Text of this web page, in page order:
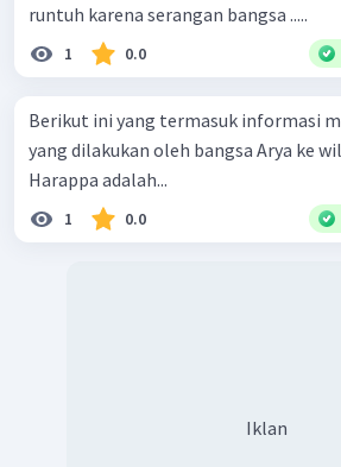
runtuh karena serangan bangsa .....
1 0.0
Berikut ini yang termasuk informasi
yang dilakukan oleh bangsa Arya ke
Harappa adalah...
1 0.0
Iklan